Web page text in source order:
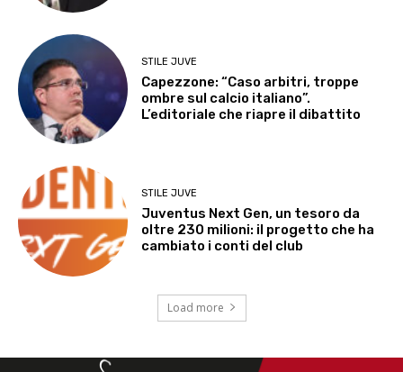
STILE JUVE
Capezzone: “Caso arbitri, troppe
ombre sul calcio italiano”.
L’editoriale che riapre il dibattito
STILE JUVE
Juventus Next Gen, un tesoro da
oltre 230 milioni: il progetto che ha
cambiato i conti del club
Load more